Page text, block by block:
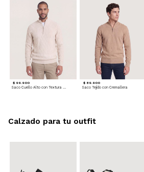
$ 99.900 $ 89.900
Saco Tejido con Cremallera
Calzado para tu outfit